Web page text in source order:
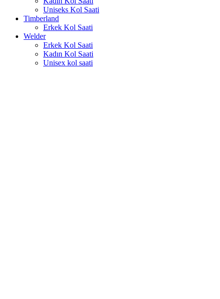
Uniseks Kol Saati
Timberland
Erkek Kol Saati
Welder
Erkek Kol Saati
Kadın Kol Saati
Unisex kol saati